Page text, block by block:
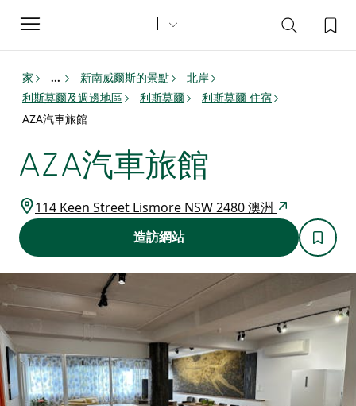
Toggle
navigation
家 ... 新南威爾斯的景點
北岸
利斯莫爾及週邊地區
利斯莫爾
利斯莫爾 住宿
AZA汽車旅館
AZA汽車旅館
114 Keen Street Lismore NSW 2480 澳洲
造訪網站